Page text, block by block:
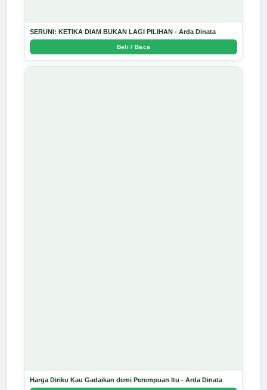
SERUNI: KETIKA DIAM BUKAN LAGI PILIHAN - Arda Dinata
Beli / Baca
Harga Diriku Kau Gadaikan demi Perempuan Itu - Arda Dinata